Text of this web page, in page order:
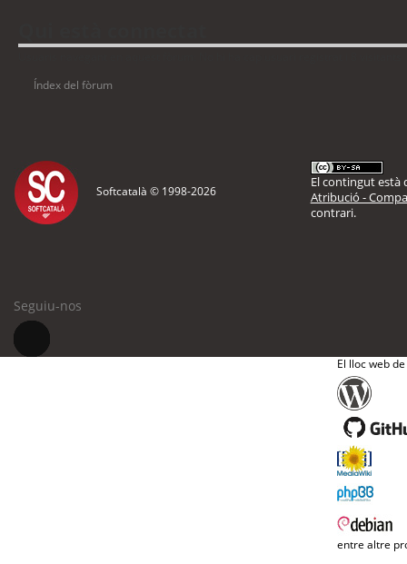
Índex del fòrum
Softcatalà © 1998-2026
El contingut està
Atribució -
contrari.
Seguiu-nos
El lloc web
entre altre